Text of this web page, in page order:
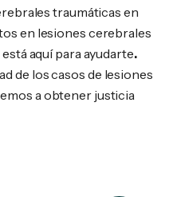
traumáticas en
en lesiones cerebrales
aquí para ayudarte.
de los casos de lesiones
a obtener justicia